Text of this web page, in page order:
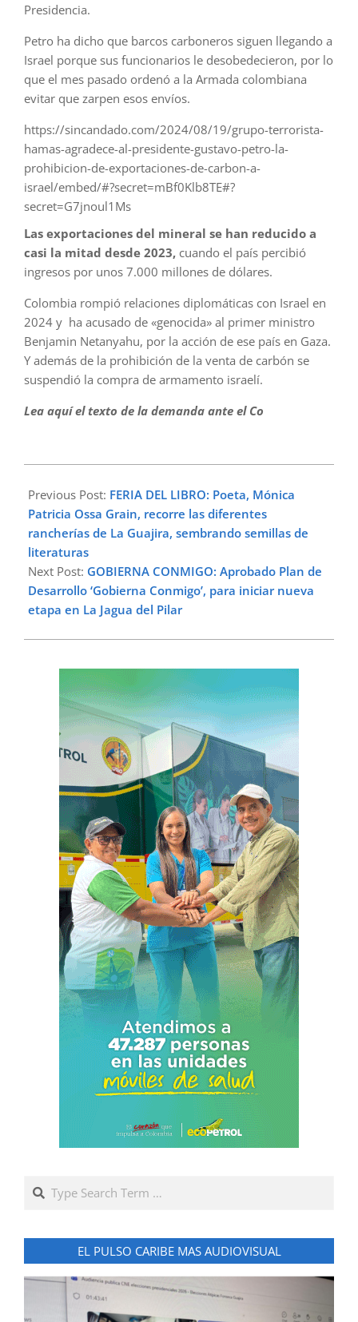
Presidencia.
Petro ha dicho que barcos carboneros siguen llegando a
Israel porque sus funcionarios le desobedecieron, por lo
que el mes pasado ordenó a la Armada colombiana
evitar que zarpen esos envíos.
https://sincandado.com/2024/08/19/grupo-terrorista-
hamas-agradece-al-presidente-gustavo-petro-la-
prohibicion-de-exportaciones-de-carbon-a-
israel/embed/#?secret=mBf0Klb8TE#?
secret=G7jnoul1Ms
Las exportaciones del mineral se han reducido a
casi la mitad desde 2023, cuando el país percibió
ingresos por unos 7.000 millones de dólares.
Colombia rompió relaciones diplomáticas con Israel en
2024 y ha acusado de «genocida» al primer ministro
Benjamin Netanyahu, por la acción de ese país en Gaza.
Y además de la prohibición de la venta de carbón se
suspendió la compra de armamento israelí.
Lea aquí el texto de la demanda ante el Co
09-
07
Previous Post: FERIA DEL LIBRO: Poeta, Mónica
Patricia Ossa Grain, recorre las diferentes
rancherías de La Guajira, sembrando semillas de
literaturas
Next Post: GOBIERNA CONMIGO: Aprobado Plan de
Desarrollo ‘Gobierna Conmigo’, para iniciar nueva
etapa en La Jagua del Pilar
Search
EL PULSO CARIBE MAS AUDIOVISUAL